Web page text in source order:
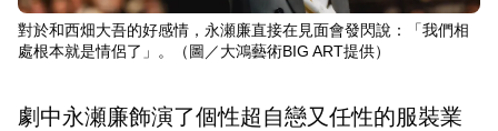
對於和西畑大吾的好感情，永瀬廉直接在見面會發閃說：「我們相
處根本就是情侶了」。（圖／大鴻藝術BIG ART提供）
劇中永瀬廉飾演了個性超自戀又任性的服裝業